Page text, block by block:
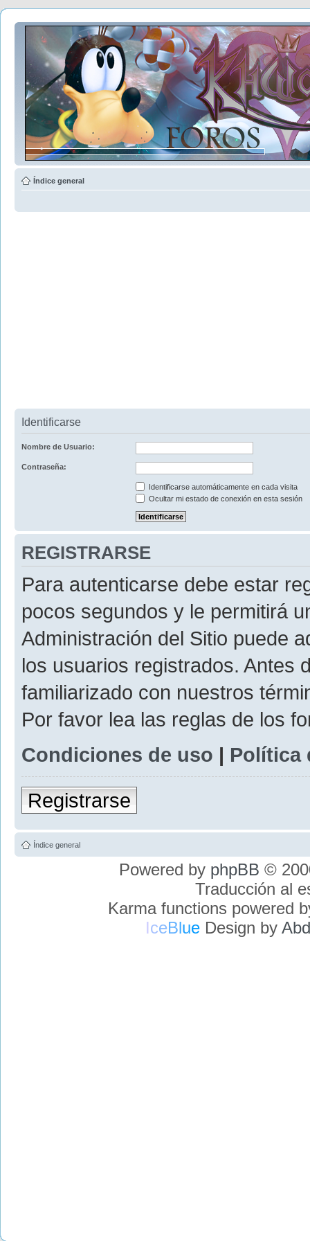
Índice general
Identificarse
Nombre de Usuario:
Contraseña:
Identificarse automáticamente en cada visita
Ocultar mi estado de conexión en esta sesión
REGISTRARSE
Para autenticarse debe estar
pocos segundos y le permitirá
Administración del Sitio puede
los usuarios registrados. Antes
familiarizado con nuestros
Por favor lea las reglas de los
Condiciones de uso | Política
Registrarse
Índice general
Powered by phpBB ©
Traducción al
Karma functions powered
IceBlueDesign by